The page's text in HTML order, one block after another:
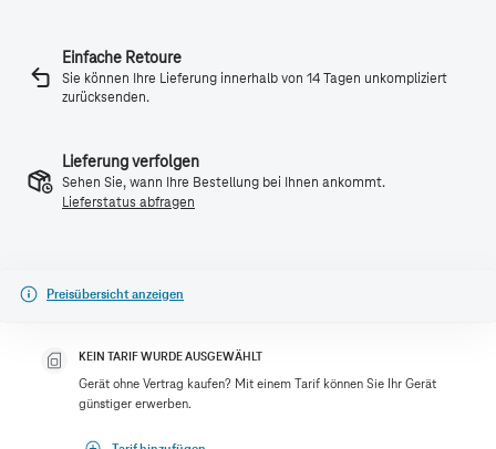
Einfache Retoure
Sie können Ihre Lieferung innerhalb von 14 Tagen unkompliziert
zurücksenden.
Lieferung verfolgen
Sehen Sie, wann Ihre Bestellung bei Ihnen ankommt.
Lieferstatus abfragen
Preisübersicht anzeigen
KEIN TARIF WURDE AUSGEWÄHLT
Gerät ohne Vertrag kaufen? Mit einem Tarif können Sie Ihr Gerät
günstiger erwerben.